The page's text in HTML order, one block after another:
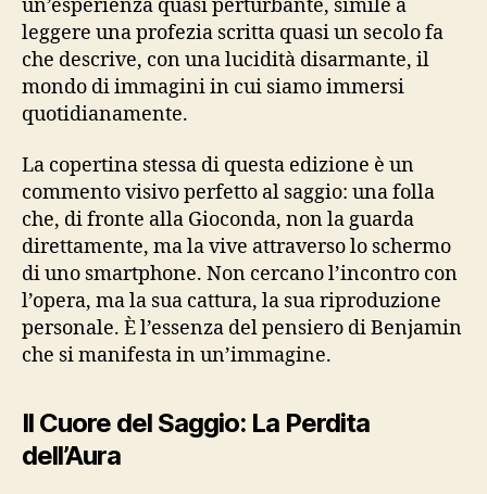
un’esperienza quasi perturbante, simile a
leggere una profezia scritta quasi un secolo fa
che descrive, con una lucidità disarmante, il
mondo di immagini in cui siamo immersi
quotidianamente.
La copertina stessa di questa edizione è un
commento visivo perfetto al saggio: una folla
che, di fronte alla Gioconda, non la guarda
direttamente, ma la vive attraverso lo schermo
di uno smartphone. Non cercano l’incontro con
l’opera, ma la sua cattura, la sua riproduzione
personale. È l’essenza del pensiero di Benjamin
che si manifesta in un’immagine.
Il Cuore del Saggio: La Perdita
dell’Aura